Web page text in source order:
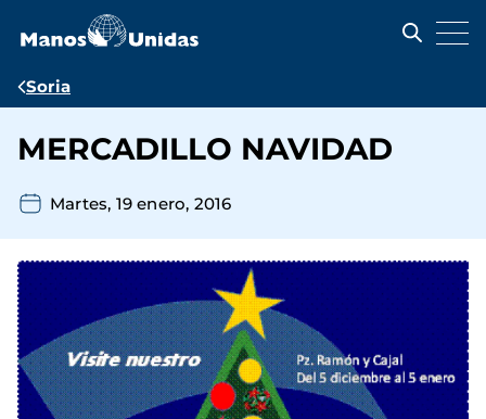
contenido
Ruta
navegación
Soria
MERCADILLO NAVIDAD
Martes, 19 enero, 2016